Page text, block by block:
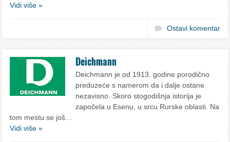
Vidi više »
Ostavi komentar
Deichmann
Deichmann je od 1913. godine porodično
preduzeće s namerom da i dalje ostane
nezavisno. Skoro stogodišnja istorija je
započela u Esenu, u srcu Rurske oblasti. Na
tom mestu se još…
Vidi više »